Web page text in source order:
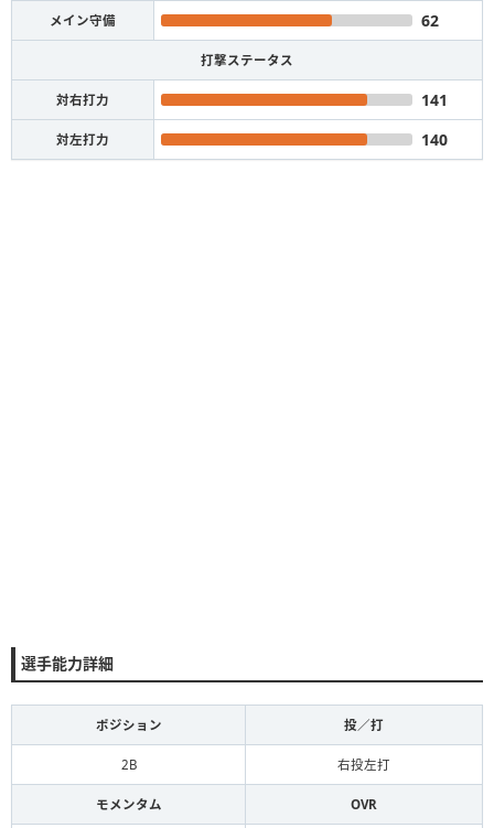
メイン守備 62
打撃ステータス
対右打力 141
対左打力 140
選手能力詳細
ポジション 投／打
2B 右投左打
モメンタム OVR